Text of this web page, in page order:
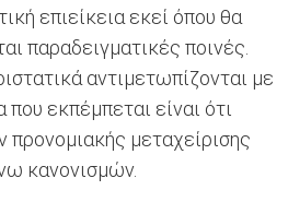
επιείκεια εκεί όπου θα
παραδειγματικές ποινές.
αντιμετωπίζονται με
που εκπέμπεται είναι ότι
προνομιακής μεταχείρισης
κανονισμών.